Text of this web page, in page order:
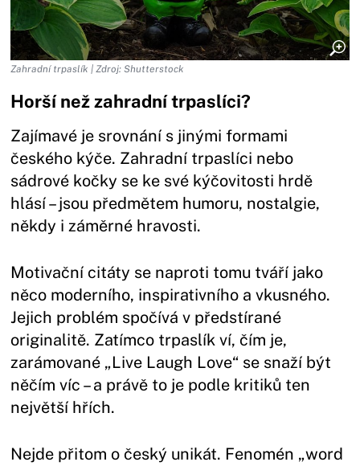
Zahradní trpaslík | Zdroj: Shutterstock
Horší než zahradní trpaslíci?
Zajímavé je srovnání s jinými formami
českého kýče. Zahradní trpaslíci nebo
sádrové kočky se ke své kýčovitosti hrdě
hlásí – jsou předmětem humoru, nostalgie,
někdy i záměrné hravosti.
Motivační citáty se naproti tomu tváří jako
něco moderního, inspirativního a vkusného.
Jejich problém spočívá v předstírané
originalitě. Zatímco trpaslík ví, čím je,
zarámované „Live Laugh Love“ se snaží být
něčím víc – a právě to je podle kritiků ten
největší hřích.
Nejde přitom o český unikát. Fenomén „word